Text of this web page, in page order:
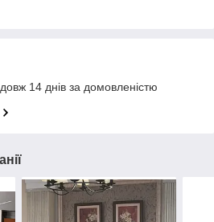
14 днів за домовленістю